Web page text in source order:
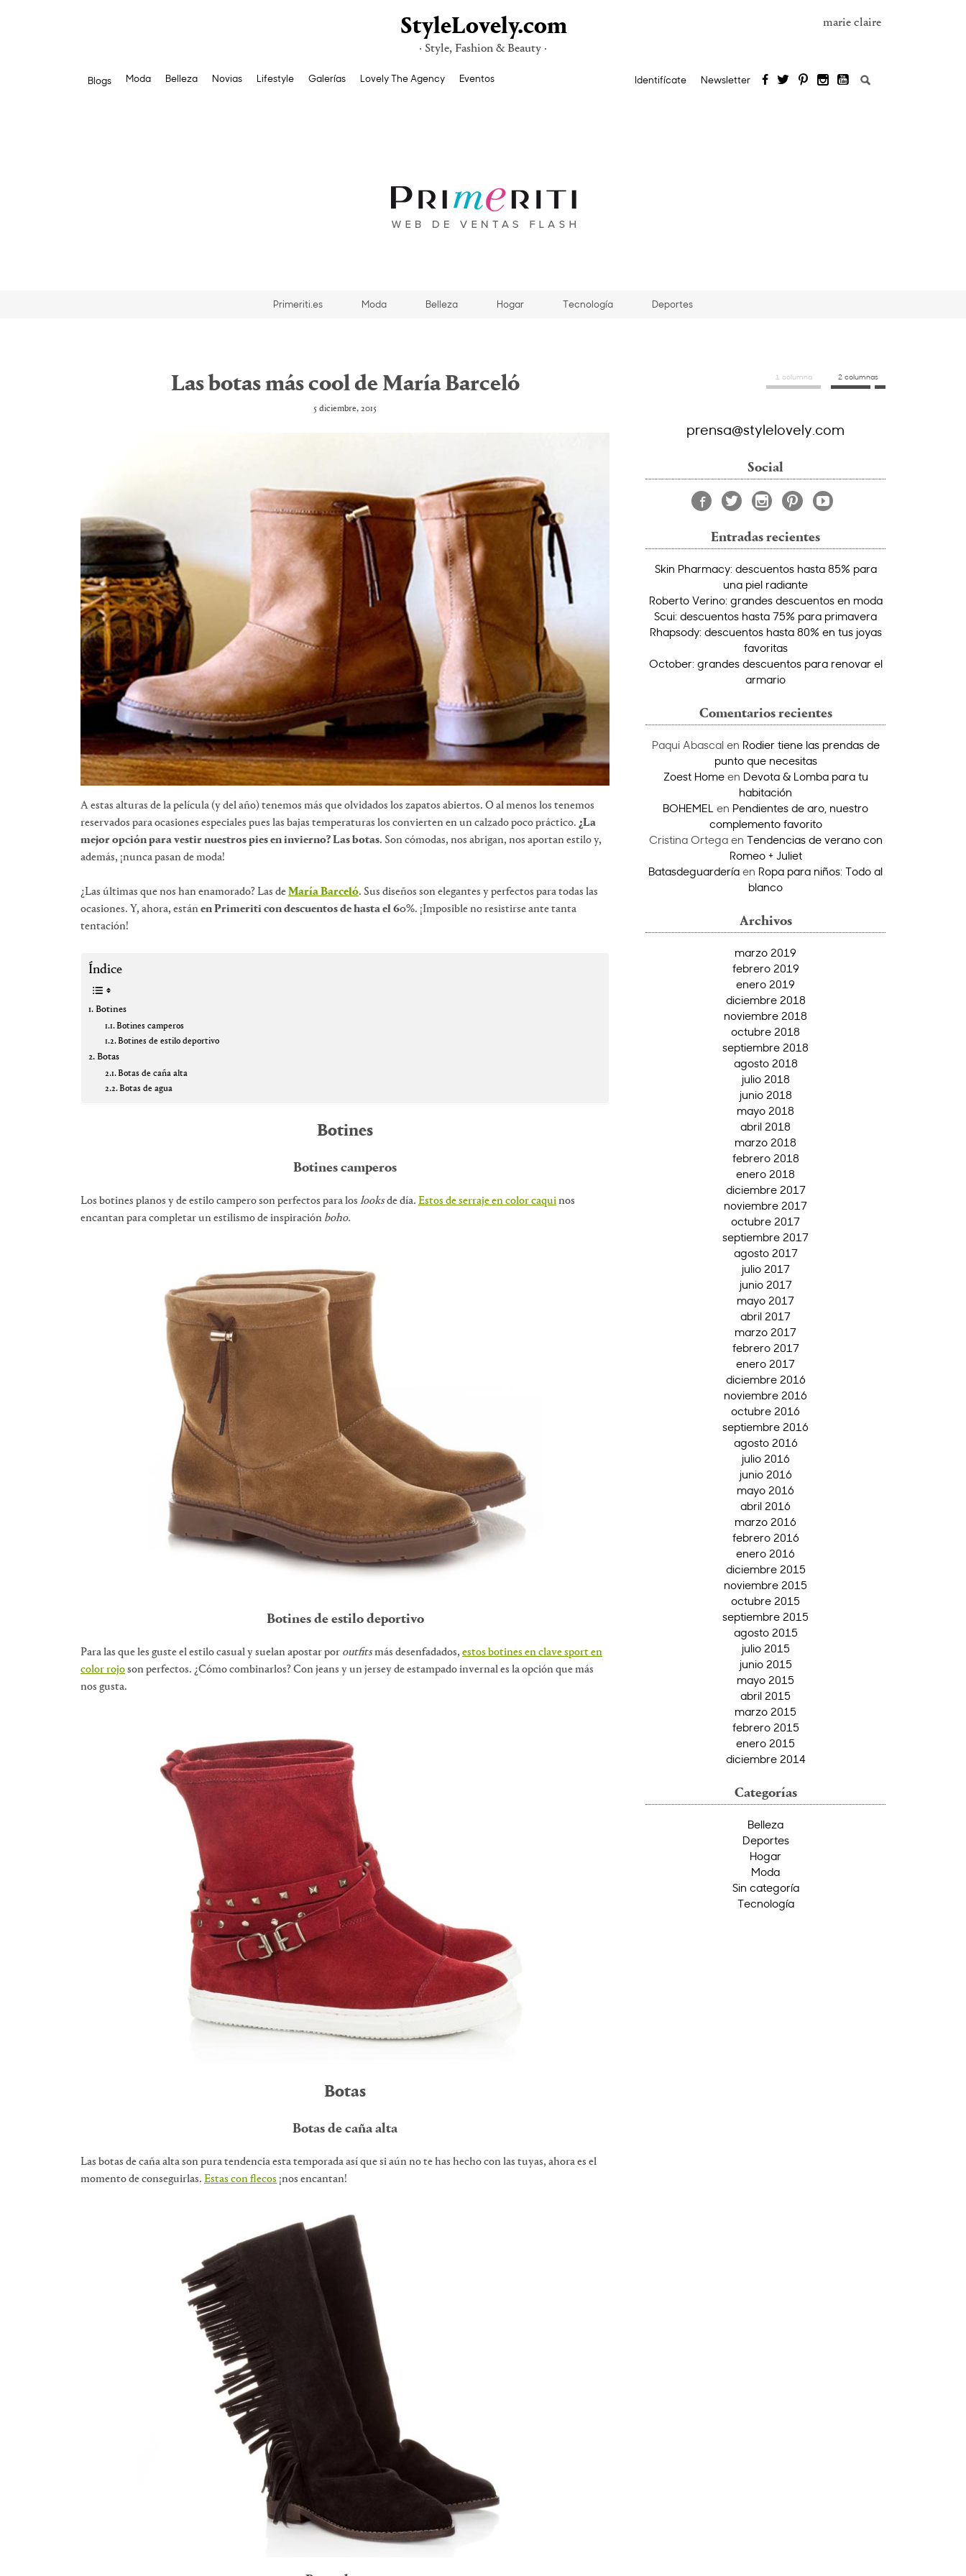
StyleLovely.com
· Style, Fashion & Beauty ·
marie claire
Blogs Moda Belleza Novias Lifestyle Galerías Lovely The Agency Eventos Identifícate Newsletter Buscar:
Primeriti.es Moda Belleza Hogar Tecnología Deportes
Las botas más cool de María Barceló
5 diciembre, 2015
A estas alturas de la película (y del año) tenemos más que olvidados los zapatos abiertos. O al menos los tenemos
reservados para ocasiones especiales pues las bajas temperaturas los convierten en un calzado poco práctico. ¿La
mejor opción para vestir nuestros pies en invierno? Las botas. Son cómodas, nos abrigan, nos aportan estilo y,
además, ¡nunca pasan de moda!
¿Las últimas que nos han enamorado? Las deMaría Barceló. Sus diseños son elegantes y perfectos para todas las
ocasiones. Y, ahora, estánen Primeriti con descuentos de hasta el 60%. ¡Imposible no resistirse ante tanta
tentación!
Índice
Botines
Botines camperos
Botines de estilo deportivo
Botas
Botas de caña alta
Botas de agua
Botines
Botines camperos
Los botines planos y de estilo campero son perfectos para los looksde día. Estos de serraje en color caquinos
encantan para completar un estilismo de inspiración boho.
Botines de estilo deportivo
Para las que les guste el estilo casual y suelan apostar por outfitsmás desenfadados, estos botines en clave sport en
color rojoson perfectos. ¿Cómo combinarlos? Con jeans y un jersey de estampado invernal es la opción que más
nos gusta.
Botas
Botas de caña alta
Las botas de caña alta son pura tendencia esta temporada así que si aún no te has hecho con las tuyas, ahora es el
momento de conseguirlas. Estas con flecos ¡nos encantan!
1 columna 2 columnas
prensa@stylelovely.com
Social
Entradas recientes
Skin Pharmacy: descuentos hasta 85% para
una piel radiante
Roberto Verino: grandes descuentos en moda
Scui: descuentos hasta 75% para primavera
Rhapsody: descuentos hasta 80% en tus joyas
favoritas
October: grandes descuentos para renovar el
armario
Comentarios recientes
Paqui Abascalen Rodier tiene las prendas de
punto que necesitas
Zoest Homeen Devota & Lomba para tu
habitación
BOHEMEL en Pendientes de aro, nuestro
complemento favorito
Cristina Ortegaen Tendencias de verano con
Romeo + Juliet
Batasdeguardería en Ropa para niños: Todo al
blanco
Archivos
marzo 2019
febrero 2019
enero 2019
diciembre 2018
noviembre 2018
octubre 2018
septiembre 2018
agosto 2018
julio 2018
junio 2018
mayo 2018
abril 2018
marzo 2018
febrero 2018
enero 2018
diciembre 2017
noviembre 2017
octubre 2017
septiembre 2017
agosto 2017
julio 2017
junio 2017
mayo 2017
abril 2017
marzo 2017
febrero 2017
enero 2017
diciembre 2016
noviembre 2016
octubre 2016
septiembre 2016
agosto 2016
julio 2016
junio 2016
mayo 2016
abril 2016
marzo 2016
febrero 2016
enero 2016
diciembre 2015
noviembre 2015
octubre 2015
septiembre 2015
agosto 2015
julio 2015
junio 2015
mayo 2015
abril 2015
marzo 2015
febrero 2015
enero 2015
diciembre 2014
Categorías
Belleza
Deportes
Hogar
Moda
Sin categoría
Tecnología